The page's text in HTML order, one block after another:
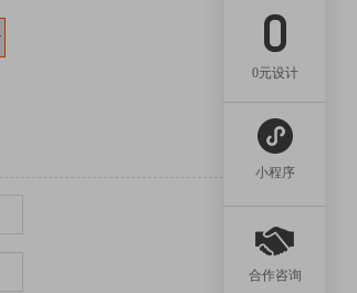
0元设计
小程序
合作咨询